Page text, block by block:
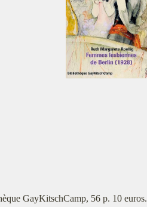
GayKitschCamp, 56 p. 10 euros.